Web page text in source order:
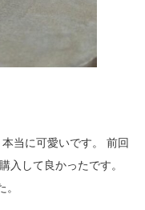
当に可愛いです。 前回
入して良かったです。